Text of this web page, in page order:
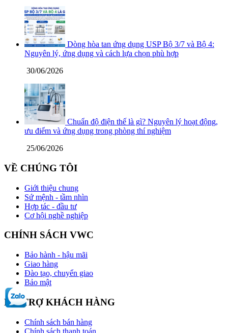
Dòng hòa tan ứng dụng USP Bộ 3/7 và Bộ 4:
Nguyên lý, ứng dụng và cách lựa chọn phù hợp
30/06/2026
Chuẩn độ điện thế là gì? Nguyên lý hoạt động,
ưu điểm và ứng dụng trong phòng thí nghiệm
25/06/2026
VỀ CHÚNG TÔI
Giới thiệu chung
Sứ mệnh - tầm nhìn
Hợp tác - đầu tư
Cơ hội nghề nghiệp
CHÍNH SÁCH VWC
Bảo hành - hậu mãi
Giao hàng
Đào tạo, chuyển giao
Bảo mật
HỖ TRỢ KHÁCH HÀNG
Chính sách bán hàng
Chính sách thanh toán